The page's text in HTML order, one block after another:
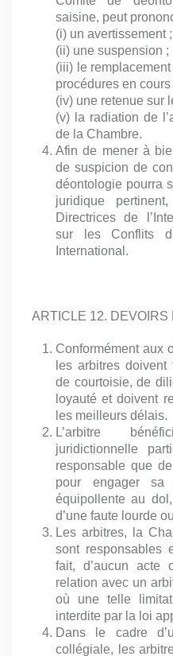
saisine, peut
(i) un avertissement ;
(ii) une suspension ;
(iii) le
procédures en cours
(iv) une retenue sur
(v) la radiation de
de la Chambre.
Afin de mener à
de suspicion de
déontologie pourra
juridique
Directrices de
sur les Conflits
International.
ARTICLE 12.
Conformément aux
les arbitres
de courtoisie, de
loyauté et doivent
les meilleurs délais.
L’arbitre
juridictionnelle
responsable que
pour engager sa
équipollente au
d’une faute lourde
Les arbitres, la
sont responsables
fait, d’aucun acte
relation avec un
où une telle
interdite par la loi
Dans le cadre
collégiale, les